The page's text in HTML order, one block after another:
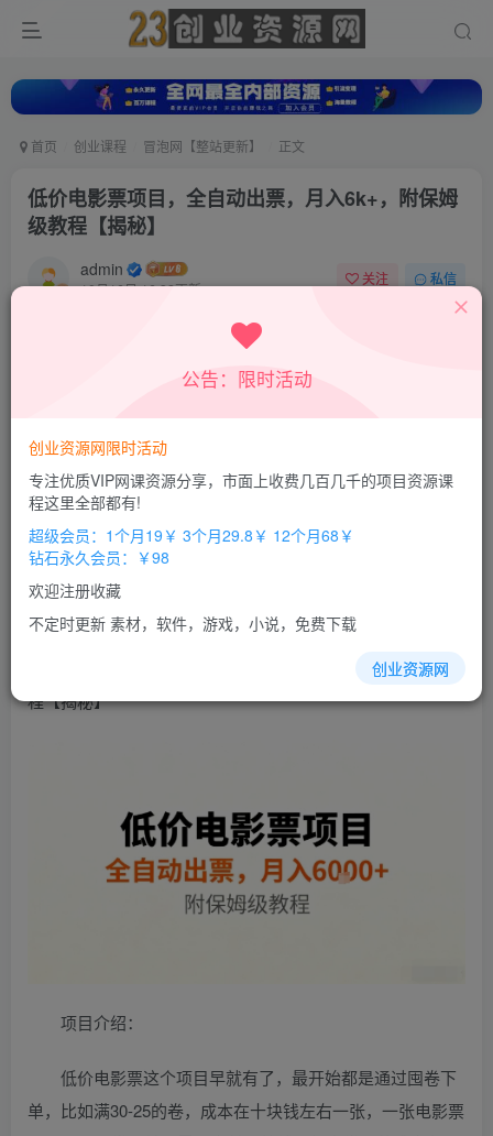
首页 创业课程 冒泡网【整站更新】 正文
低价电影票项目，全自动出票，月入6k+，附保姆
级教程【揭秘】
admin
10月16日 16:32更新
关注 私信
超级会员
立即购买
您当前未登录！建议登陆后购买，办理会员包月更省钱，可保存购
，月入6k+，附保姆级教
程【揭秘】
项目介绍：
低价电影票这个项目早就有了，最开始都是通过囤卷下
单，比如满30-25的卷，成本在十块钱左右一张，一张电影票
公告：限时活动
创业资源网限时活动
专注优质VIP网课资源分享，市面上收费几百几千的项目资源课
程这里全部都有!
超级会员：1个月19￥ 3个月29.8￥ 12个月68￥
钻石永久会员：￥98
欢迎注册收藏
不定时更新 素材，软件，游戏，小说，免费下载
创业资源网